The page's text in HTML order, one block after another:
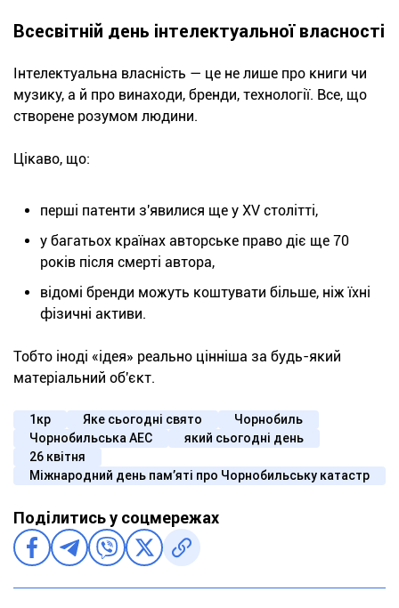
Всесвітній день інтелектуальної власності
Інтелектуальна власність — це не лише про книги чи
музику, а й про винаходи, бренди, технології. Все, що
створене розумом людини.
Цікаво, що:
перші патенти з'явилися ще у XV столітті,
у багатьох країнах авторське право діє ще 70
років після смерті автора,
відомі бренди можуть коштувати більше, ніж їхні
фізичні активи.
Тобто іноді «ідея» реально цінніша за будь-який
матеріальний об'єкт.
1кр Яке сьогодні свято
Чорнобиль
Чорнобильська АЕС
який сьогодні день
26 квітня
Міжнародний день пам’яті про Чорнобильську катастр
Поділитись у соцмережах